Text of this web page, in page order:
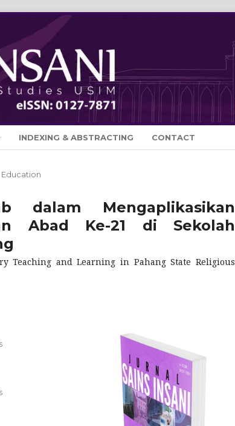
INDEXING & ABSTRACTING CONTACT
Education
dalam Mengaplikasikan
Abad Ke-21 di Sekolah
Teaching and Learning in Pahang State Religious